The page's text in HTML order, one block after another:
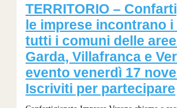
TERRITORIO –
le imprese incontrano
tutti i comuni delle
Garda, Villafranca e
evento venerdì 17
Iscriviti per partecipare